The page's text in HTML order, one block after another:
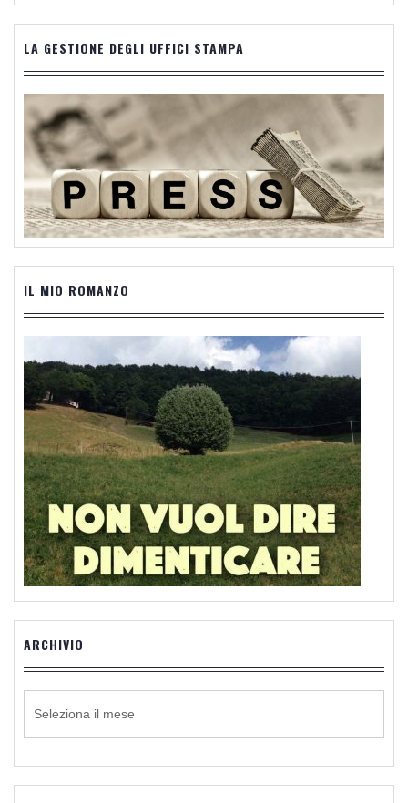
LA GESTIONE DEGLI UFFICI STAMPA
IL MIO ROMANZO
ARCHIVIO